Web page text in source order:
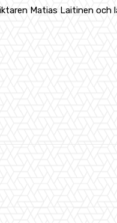
Matias Laitinen